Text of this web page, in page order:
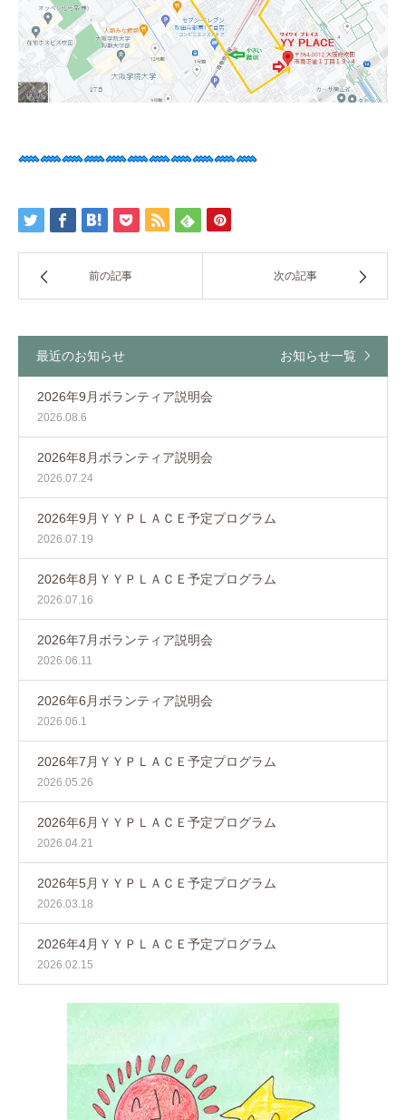
前の記事 次の記事
最近のお知らせ お知らせ一覧
2026年9月ボランティア説明会
2026.08.6
2026年8月ボランティア説明会
2026.07.24
2026年9月ＹＹＰＬＡＣＥ予定プログラム
2026.07.19
2026年8月ＹＹＰＬＡＣＥ予定プログラム
2026.07.16
2026年7月ボランティア説明会
2026.06.11
2026年6月ボランティア説明会
2026.06.1
2026年7月ＹＹＰＬＡＣＥ予定プログラム
2026.05.26
2026年6月ＹＹＰＬＡＣＥ予定プログラム
2026.04.21
2026年5月ＹＹＰＬＡＣＥ予定プログラム
2026.03.18
2026年4月ＹＹＰＬＡＣＥ予定プログラム
2026.02.15